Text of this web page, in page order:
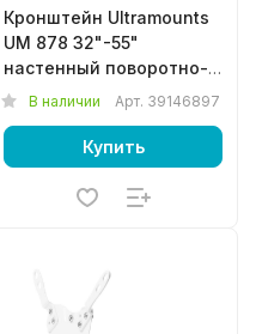
Кронштейн Ultramounts
UM 878 32"-55"
настенный поворотно-
выдвижной, черный
В наличии Арт. 39146897
Купить